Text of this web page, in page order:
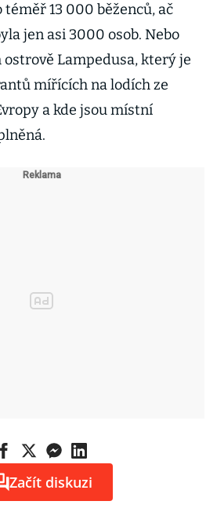
13 000 běženců, ač
jen asi 3000 osob. Nebo
Lampedusa, který je
mířících na lodích ze
a kde jsou místní
Začít diskuzi